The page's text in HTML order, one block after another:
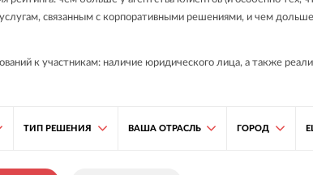
услугам, связанным с корпоративными решениями, и чем
к участникам: наличие юридического лица, а также
ТИП РЕШЕНИЯ ВАША ОТРАСЛЬ ГОРОД